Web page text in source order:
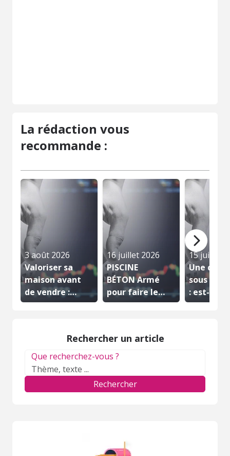
La rédaction vous
recommande :
3 août 2026
Valoriser sa
maison avant
de vendre :
quels...
16 juillet 2026
PISCINE
BÉTON Armé
pour faire le
plongeon !
15 juillet
Une cave
sous la
: est-ce
Rechercher un article
Que recherchez-vous ?
Rechercher